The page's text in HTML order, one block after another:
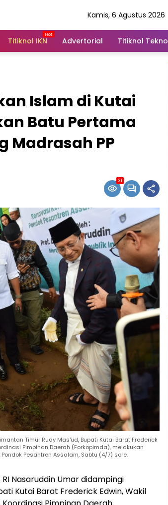
Kamis, 6 Agustus 2026
Titiknol IKN Advertorial Titiknol Tekno
Islam di Kutai
Batu Pertama
Madrasah PP
31
Timur Rudy Mas'ud, Bupati Kutai Barat Frederick
Pimpinan Daerah (Forkopimda), melakukan
Pesantren Assalam, Sabtu (4/7) sore.
Nasaruddin Umar didampingi
Kutai Barat Frederick Edwin, Wakil